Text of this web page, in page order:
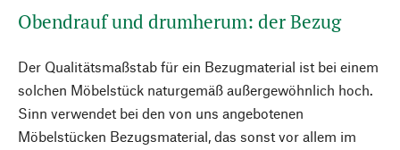
Obendrauf und drumherum: der Bezug
Der Qualitätsmaßstab für ein Bezugmaterial ist bei einem
solchen Möbelstück naturgemäß außergewöhnlich hoch.
Sinn verwendet bei den von uns angebotenen
Möbelstücken Bezugsmaterial, das sonst vor allem im